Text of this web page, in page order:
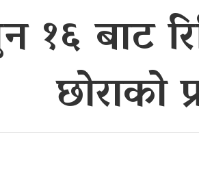
१६ बाट
छोराको